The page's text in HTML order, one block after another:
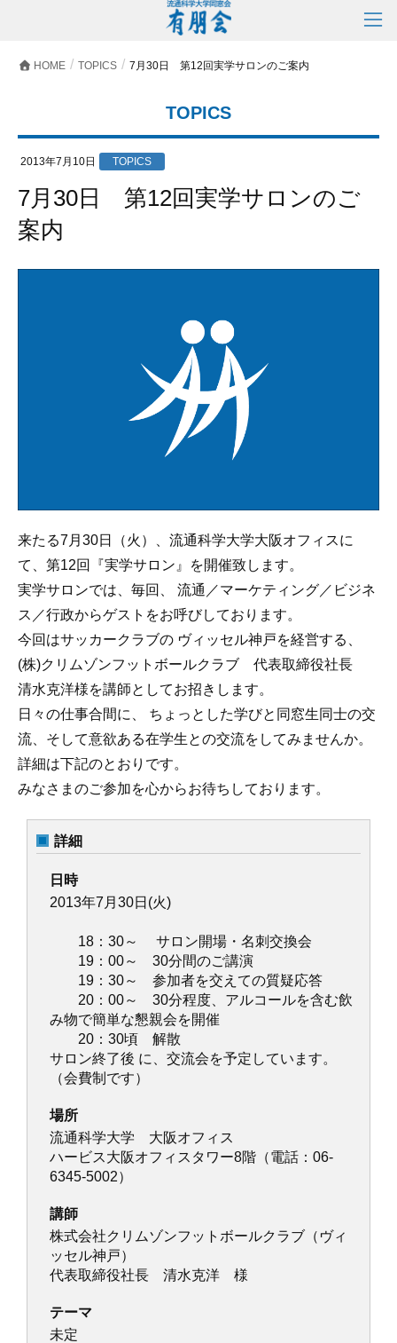
HOME TOPICS 7月30日 第12回実学サロンのご案内
TOPICS
2013年7月10日 TOPICS
7月30日 第12回実学サロンのご
案内
来たる7月30日（火）、流通科学大学大阪オフィスに
て、第12回『実学サロン』を開催致します。
実学サロンでは、毎回、 流通／マーケティング／ビジネ
ス／行政からゲストをお呼びしております。
今回はサッカークラブの ヴィッセル神戸を経営する、
(株)クリムゾンフットボールクラブ 代表取締役社長
清水克洋様を講師としてお招きします。
日々の仕事合間に、 ちょっとした学びと同窓生同士の交
流、そして意欲ある在学生との交流をしてみませんか。
詳細は下記のとおりです。
みなさまのご参加を心からお待ちしております。
詳細
日時
2013年7月30日(火)
18：30～ サロン開場・名刺交換会
19：00～ 30分間のご講演
19：30～ 参加者を交えての質疑応答
20：00～ 30分程度、アルコールを含む飲
み物で簡単な懇親会を開催
20：30頃 解散
サロン終了後 に、交流会を予定しています。
（会費制です）
場所
流通科学大学 大阪オフィス
ハービス大阪オフィスタワー8階（電話：06-
6345-5002）
講師
株式会社クリムゾンフットボールクラブ（ヴィ
ッセル神戸）
代表取締役社長 清水克洋 様
テーマ
未定